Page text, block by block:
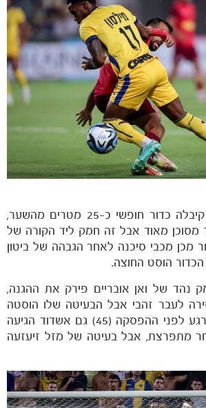
בדקה ה-23 אשדוד קיבלה כדור חופשי כ-25 מטרים מהשער,
מסוכן מאוד אבל זה חמק ליד הקורה של
לאחר מכן מכבי סיכנה לאחר הגבהה של ביטון
הוסט החוצה.
פס עומק נהד של ואן אובריים פירק את ההגנה,
לעבר זהבי אבל הבעיטה שלו הוסטה
ברגע האחרון לקרן. רגע לפני ההפסקה (45) גם אשדוד הגיעה
מתפרצת, אבל בעיטה של מזל זיעזעה